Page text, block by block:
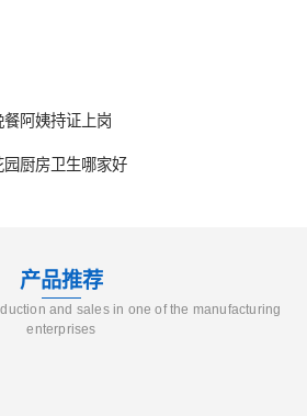
阿姨持证上岗
厨房卫生哪家好
产品推荐
and sales in one of the manufacturing
enterprises